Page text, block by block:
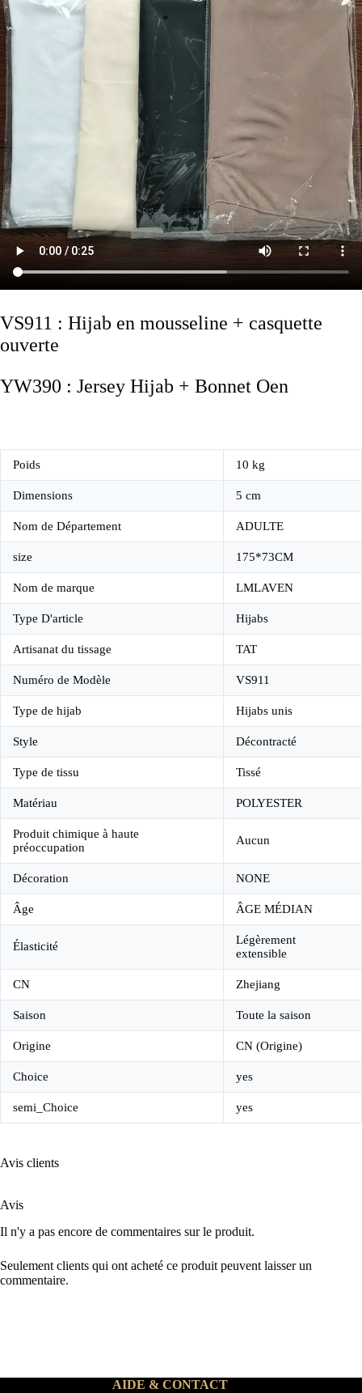
VS911 : Hijab en mousseline + casquette
ouverte
YW390 : Jersey Hijab + Bonnet Oen
Poids 10 kg
Dimensions 5 cm
Nom de Département ADULTE
size 175*73CM
Nom de marque LMLAVEN
Type D'article Hijabs
Artisanat du tissage TAT
Numéro de Modèle VS911
Type de hijab Hijabs unis
Style Décontracté
Type de tissu Tissé
Matériau POLYESTER
Produit chimique à haute
préoccupation
Aucun
Décoration NONE
Âge ÂGE MÉDIAN
Élasticité
Légèrement
extensible
CN Zhejiang
Saison Toute la saison
Origine CN (Origine)
Choice yes
semi_Choice yes
Avis clients
Avis
Il n'y a pas encore de commentaires sur le produit.
Seulement clients qui ont acheté ce produit peuvent laisser un
commentaire.
AIDE & CONTACT